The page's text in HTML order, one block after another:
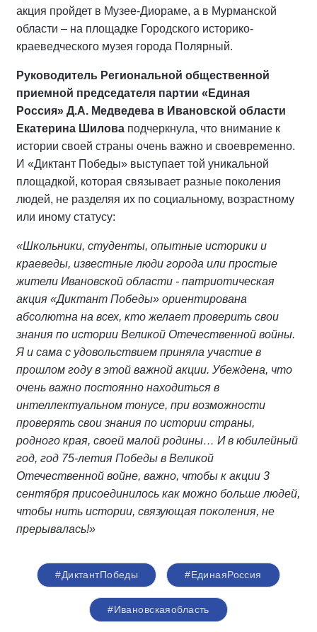
акция пройдет в Музее-Диораме, а в Мурманской
области – на площадке Городского историко-
краеведческого музея города Полярный.
Руководитель Региональной общественной
приемной председателя партии «Единая
Россия» Д.А. Медведева в Ивановской области
Екатерина Шилова подчеркнула, что внимание к
истории своей страны очень важно и своевременно.
И «Диктант Победы» выступает той уникальной
площадкой, которая связывает разные поколения
людей, не разделяя их по социальному, возрастному
или иному статусу:
«Школьники, студенты, опытные историки и
краеведы, известные люди города или простые
жители Ивановской области - патриотическая
акция «Диктант Победы» ориентирована
абсолютна на всех, кто желает проверить свои
знания по истории Великой Отечественной войны.
Я и сама с удовольствием приняла участие в
прошлом году в этой важной акции. Убеждена, что
очень важно постоянно находиться в
интеллектуальном тонусе, при возможности
проверять свои знания по истории страны,
родного края, своей малой родины… И в юбилейный
год, год 75-летия Победы в Великой
Отечественной войне, важно, чтобы к акции 3
сентября присоединилось как можно больше людей,
чтобы нить истории, связующая поколения, не
прерывалась!»
#ДиктантПобеды #ЕдинаяРоссия
#Ивановскаяобласть